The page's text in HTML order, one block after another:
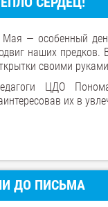
— особенный
наших предков.
своими
ЦДО
их в
ДО ПИСЬМА